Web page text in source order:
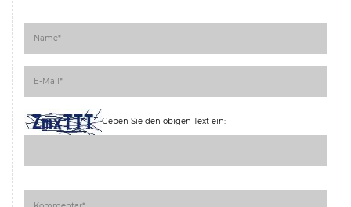
Geben Sie den obigen Text ein: